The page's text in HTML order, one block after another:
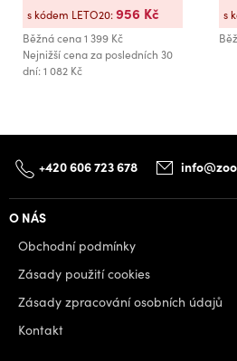
Běžná cena1 399 Kč
Nejnižší cena za posledních 30
dní: 1 082 Kč
s kódem LETO20:956 Kč s
+420 606 723 678
O NÁS
Obchodní podmínky
Zásady použití cookies
Zásady zpracování osobních údajů
Kontakt